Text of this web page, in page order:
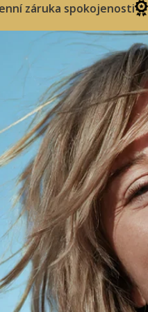
60 denní
zdarmaDárek
10% sleva
15% sleva